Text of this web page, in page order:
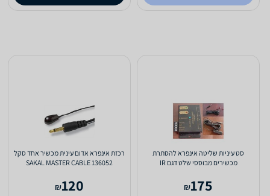
סט עיניות שליטה אינפרא להסתרת
מכשירים מבוססי שלט דגם IR
175
₪
רכזת אינפרא אדום עינית מכשיר אחד סקל
SAKAL MASTER CABLE 136052
120
₪